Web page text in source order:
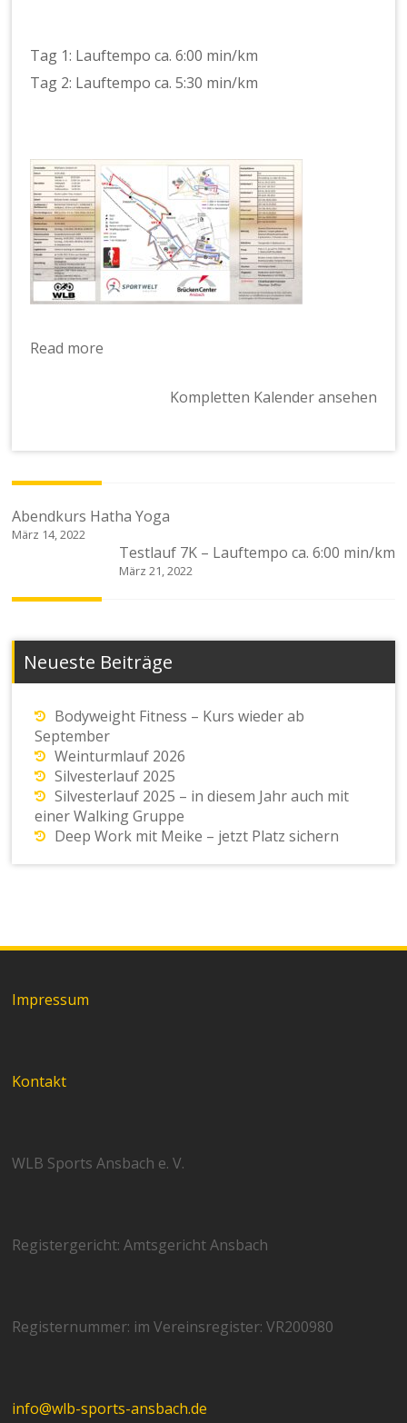
Tag 1: Lauftempo ca. 6:00 min/km
Tag 2: Lauftempo ca. 5:30 min/km
Read more
Kompletten Kalender ansehen
Beitragsnavigation
Abendkurs Hatha Yoga
März 14, 2022
Testlauf 7K – Lauftempo ca. 6:00 min/km
März 21, 2022
Neueste Beiträge
Bodyweight Fitness – Kurs wieder ab
September
Weinturmlauf 2026
Silvesterlauf 2025
Silvesterlauf 2025 – in diesem Jahr auch mit
einer Walking Gruppe
Deep Work mit Meike – jetzt Platz sichern
Impressum
Kontakt
WLB Sports Ansbach e. V.
Registergericht: Amtsgericht Ansbach
Registernummer: im Vereinsregister: VR200980
info@wlb-sports-ansbach.de